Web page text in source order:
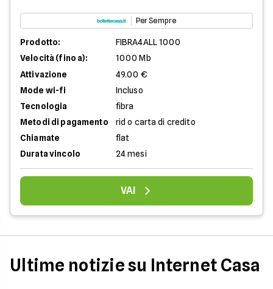
Per Sempre
Prodotto:
FIBRA4ALL 1000
Velocità (fino a):
1000 Mb
Attivazione
49.00 €
Mode wi-fi
Incluso
Tecnologia
fibra
Metodi di pagamento
rid o carta di credito
Chiamate
flat
Durata vincolo
24 mesi
VAI
Ultime notizie su Internet Casa